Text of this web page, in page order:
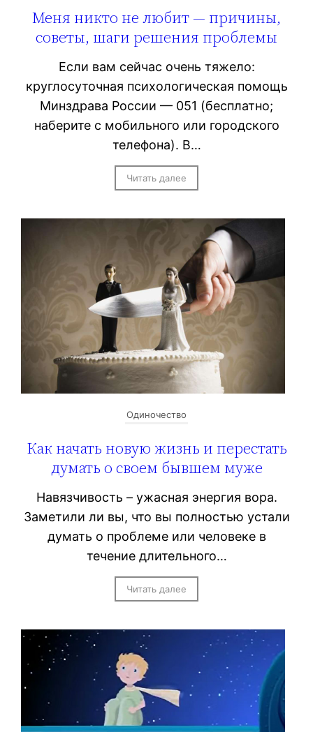
Меня никто не любит — причины,
советы, шаги решения проблемы
Если вам сейчас очень тяжело:
круглосуточная психологическая помощь
Минздрава России — 051 (бесплатно;
наберите с мобильного или городского
телефона). В…
Читать далее
Одиночество
Как начать новую жизнь и перестать
думать о своем бывшем муже
Навязчивость – ужасная энергия вора.
Заметили ли вы, что вы полностью устали
думать о проблеме или человеке в
течение длительного…
Читать далее